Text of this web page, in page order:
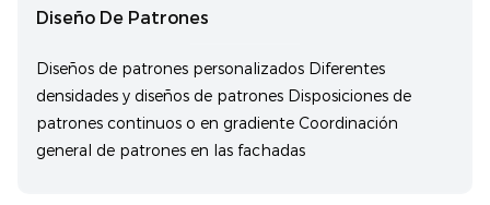
Diseño De Patrones
Diseños de patrones personalizados Diferentes
densidades y diseños de patrones Disposiciones de
patrones continuos o en gradiente Coordinación
general de patrones en las fachadas